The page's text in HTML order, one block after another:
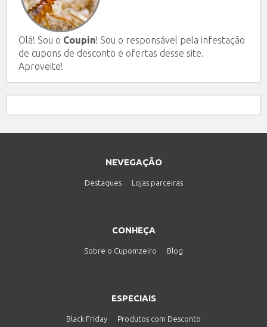
Olá! Sou o Coupin! Sou o responsável pela infestação
de cupons de desconto e ofertas desse site.
Aproveite!
NEVEGAÇÃO
Destaques Lojas parceiras
CONHEÇA
Sobre o Cupomzeiro Blog
ESPECIAIS
Black Friday Produtos com Desconto